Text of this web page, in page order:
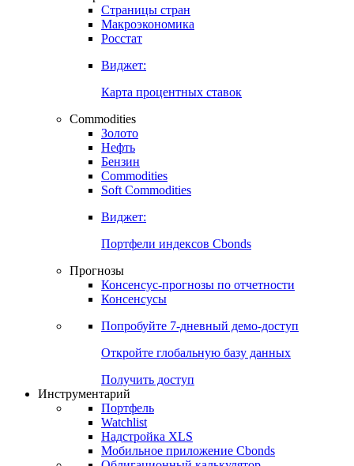
Страницы стран
Макроэкономика
Росстат
Виджет:
Карта процентных ставок
Commodities
Золото
Нефть
Бензин
Commodities
Soft Commodities
Виджет:
Портфели индексов Cbonds
Прогнозы
Консенсус-прогнозы по отчетности
Консенсусы
Попробуйте 7-дневный демо-доступ
Откройте глобальную базу данных
Получить доступ
Инструментарий
Портфель
Watchlist
Надстройка XLS
Мобильное приложение Cbonds